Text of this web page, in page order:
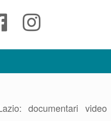
documentari video